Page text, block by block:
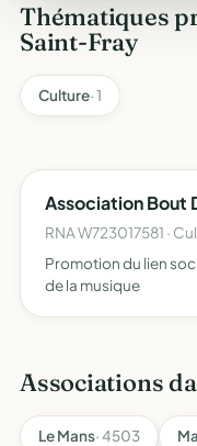
Thématiques
Saint-Fray
Culture· 1
Association Bout
RNA W723017581 ·
Promotion du lien
de la musique
Associations
Le Mans· 4503